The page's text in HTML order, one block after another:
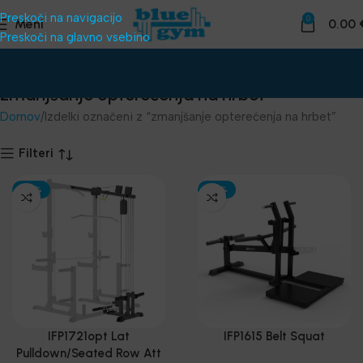
Preskoči na navigacijo
Preskoči na glavno vsebino
Meni 0 0.00
zmanjšanje opterećenja na hrbet
Domov Izdelki označeni z “zmanjšanje opterećenja na hrbet”
Filteri
-30%
IFP1721opt Lat
Pulldown/Seated Row Att
-30%
IFP1615 Belt Squat